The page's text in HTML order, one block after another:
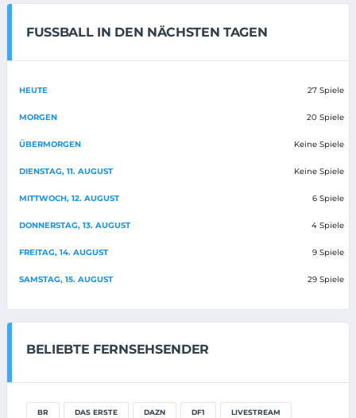
FUSSBALL IN DEN NÄCHSTEN TAGEN
HEUTE 27 Spiele
MORGEN 20 Spiele
ÜBERMORGEN Keine Spiele
DIENSTAG, 11. AUGUST Keine Spiele
MITTWOCH, 12. AUGUST 6 Spiele
DONNERSTAG, 13. AUGUST 4 Spiele
FREITAG, 14. AUGUST 9 Spiele
SAMSTAG, 15. AUGUST 29 Spiele
BELIEBTE FERNSEHSENDER
BR DAS ERSTE DAZN DF1 LIVESTREAM